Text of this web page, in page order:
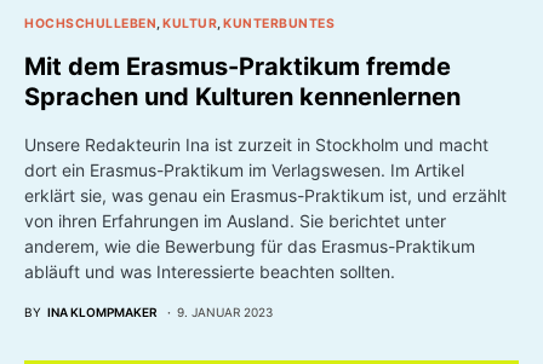
HOCHSCHULLEBEN KULTUR KUNTERBUNTES
Mit dem Erasmus-Praktikum fremde
Sprachen und Kulturen kennenlernen
Unsere Redakteurin Ina ist zurzeit in Stockholm und macht
dort ein Erasmus-Praktikum im Verlagswesen. Im Artikel
erklärt sie, was genau ein Erasmus-Praktikum ist, und erzählt
von ihren Erfahrungen im Ausland. Sie berichtet unter
anderem, wie die Bewerbung für das Erasmus-Praktikum
abläuft und was Interessierte beachten sollten.
BY INA KLOMPMAKER 9. JANUAR 2023